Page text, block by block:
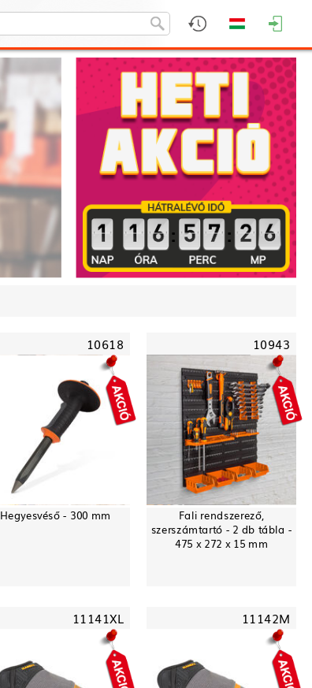
: :
10618
Hegyesvéső - 300 mm
10943
Fali rendszerező,
szerszámtartó - 2 db tábla -
475 x 272 x 15 mm
11141XL 11142M